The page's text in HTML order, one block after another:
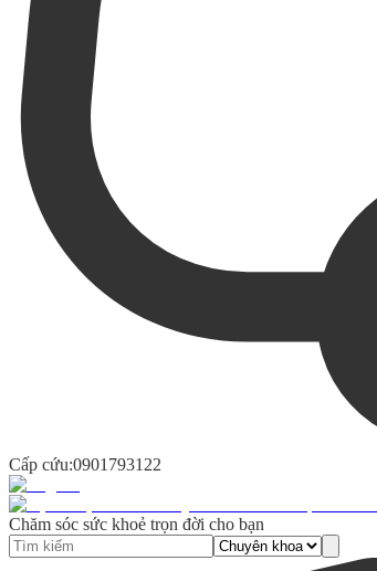
Cấp cứu:0901793122
Chăm sóc sức khoẻ trọn đời cho bạn